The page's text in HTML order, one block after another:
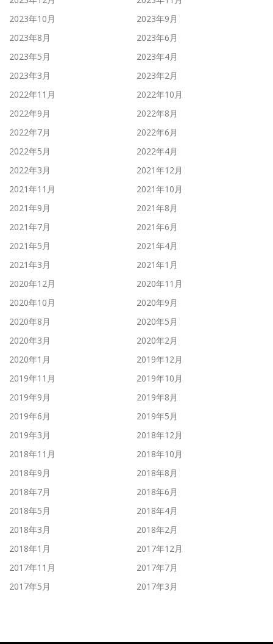
2023年10月
2023年9月
2023年8月
2023年6月
2023年5月
2023年4月
2023年3月
2023年2月
2022年11月
2022年10月
2022年9月
2022年8月
2022年7月
2022年6月
2022年5月
2022年4月
2022年3月
2021年12月
2021年11月
2021年10月
2021年9月
2021年8月
2021年7月
2021年6月
2021年5月
2021年4月
2021年3月
2021年1月
2020年12月
2020年11月
2020年10月
2020年9月
2020年8月
2020年5月
2020年3月
2020年2月
2020年1月
2019年12月
2019年11月
2019年10月
2019年9月
2019年8月
2019年6月
2019年5月
2019年3月
2018年12月
2018年11月
2018年10月
2018年9月
2018年8月
2018年7月
2018年6月
2018年5月
2018年4月
2018年3月
2018年2月
2018年1月
2017年12月
2017年11月
2017年7月
2017年5月
2017年3月